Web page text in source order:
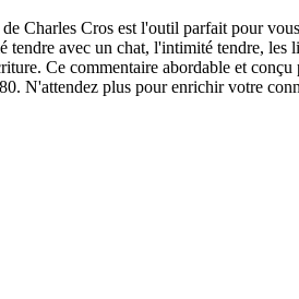
Charles Cros est l'outil parfait pour
avec un chat, l'intimité tendre,
Ce commentaire abordable et
N'attendez plus pour enrichir votre